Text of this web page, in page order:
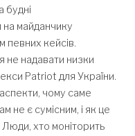
будні
на майданчику
певних кейсів.
надавати низки
Patriot для України.
чому саме
не є сумісним, і як це
Люди, хто моніторить